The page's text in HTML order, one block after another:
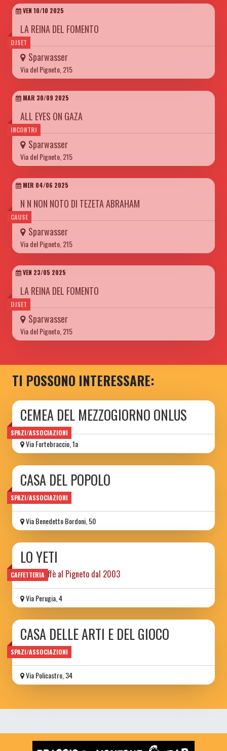
DJSET
VEN 10/10 2025
LA REINA DEL FOMENTO
Sparwasser
Via del Pigneto, 215
INCONTRI
MAR 30/09 2025
ALL EYES ON GAZA
Sparwasser
Via del Pigneto, 215
CAUSE
MER 04/06 2025
N N NON NOTO DI TEZETA ABRAHAM
Sparwasser
Via del Pigneto, 215
DJSET
VEN 23/05 2025
LA REINA DEL FOMENTO
Sparwasser
Via del Pigneto, 215
TI POSSONO INTERESSARE:
SPAZI/ASSOCIAZIONI
CEMEA DEL MEZZOGIORNO ONLUS
Via Fortebraccio, 1a
SPAZI/ASSOCIAZIONI
CASA DEL POPOLO
di Torpignattara
Via Benedetto Bordoni, 50
CAFFETTERIA
LO YETI
libri e caffè al Pigneto dal 2003
Via Perugia, 4
SPAZI/ASSOCIAZIONI
CASA DELLE ARTI E DEL GIOCO
ludoteca
Via Policastro, 34